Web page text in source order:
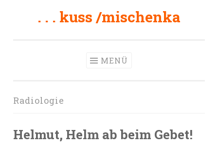
. . . kuss /mischenka
MENÜ
Radiologie
Helmut, Helm ab beim Gebet!